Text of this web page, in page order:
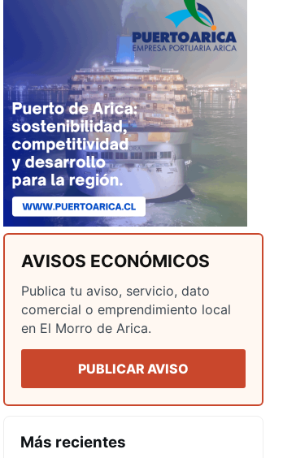
AVISOS ECONÓMICOS
Publica tu aviso, servicio, dato
comercial o emprendimiento local
en El Morro de Arica.
PUBLICAR AVISO
Más recientes